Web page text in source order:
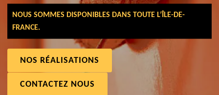
NOUS SOMMES DISPONIBLES DANS TOUTE L’ÎLE-DE-
FRANCE.
NOS RÉALISATIONS
CONTACTEZ NOUS